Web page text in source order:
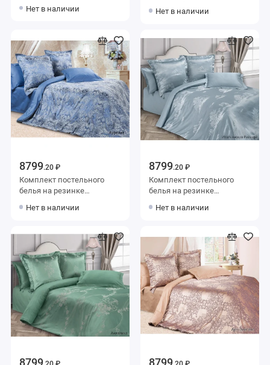
жаккард с наволочками
наволочками 70х70 2 шт
Узор Ecotex
Нет в наличии
жаккард с наволочками
наволочками 70х70 2 шт
Узор Ecotex
Нет в наличии
8799.20 ₽
Комплект постельного
белья на резинке
жаккард с наволочками
наволочками 70х70 2 шт
Узор Ecotex
Нет в наличии
8799.20 ₽
Комплект постельного
белья на резинке
жаккард с наволочками
наволочками 70х70 2 шт
Узор Ecotex
Нет в наличии
8799 8799